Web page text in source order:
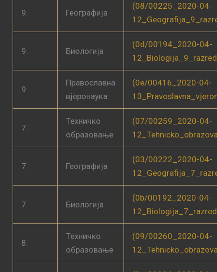
9. Географија
(08/00225_2020-04-
9. Биологија
(0d/00194_2020-04-
9.
Православна
вјеронаука
(0e/00416_2020-04-
7.
Техничко
образовање
(07/00259_2020-04-
7. Географија
(03/00222_2020-04-
7. Биологија
(0b/00192_2020-04-
8.
Техничко
образовање
(09/00260_2020-04-